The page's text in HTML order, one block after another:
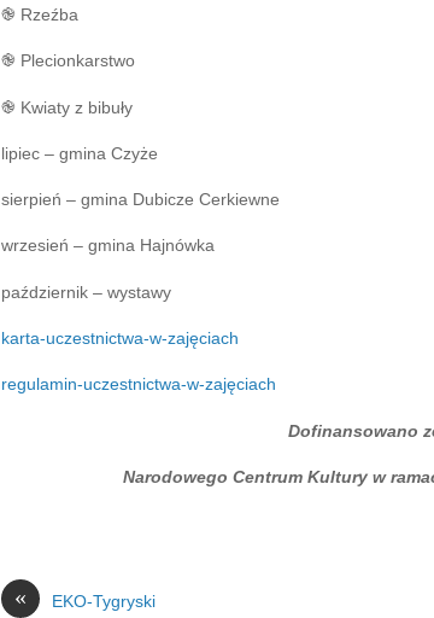
֎ Rzeźba
֎ Plecionkarstwo
֎ Kwiaty z bibuły
lipiec – gmina Czyże
sierpień – gmina Dubicze Cerkiewne
wrzesień – gmina Hajnówka
październik – wystawy
karta-uczestnictwa-w-zajęciach
regulamin-uczestnictwa-w-zajęciach
Dofinansowano
Narodowego Centrum Kultury w
« EKO-Tygryski